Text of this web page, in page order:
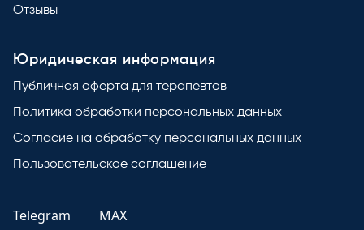
Отзывы
Юридическая информация
Публичная оферта для терапевтов
Политика обработки персональных данных
Согласие на обработку персональных данных
Пользовательское соглашение
Telegram
MAX